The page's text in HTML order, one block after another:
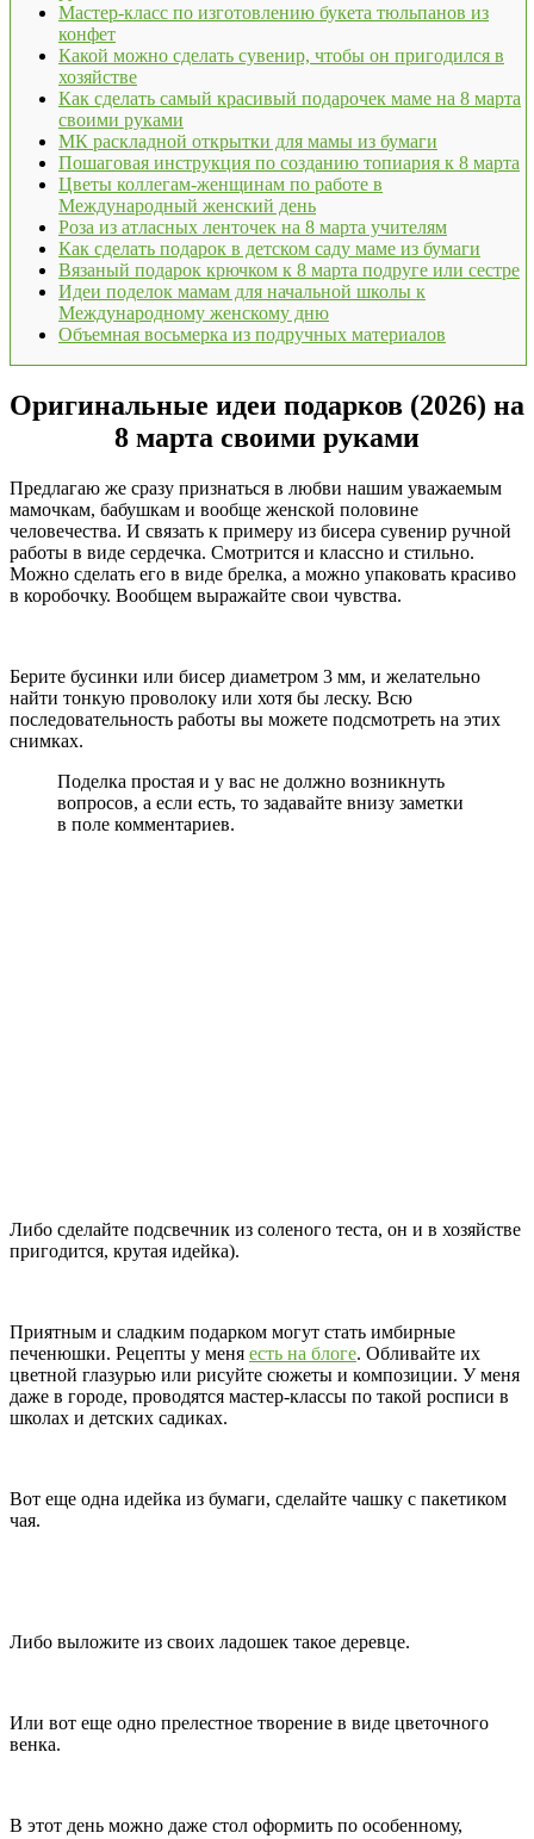
Мастер-класс по изготовлению букета тюльпанов из
конфет
Какой можно сделать сувенир, чтобы он пригодился в
хозяйстве
Как сделать самый красивый подарочек маме на 8 марта
своими руками
МК раскладной открытки для мамы из бумаги
Пошаговая инструкция по созданию топиария к 8 марта
Цветы коллегам-женщинам по работе в
Международный женский день
Роза из атласных ленточек на 8 марта учителям
Как сделать подарок в детском саду маме из бумаги
Вязаный подарок крючком к 8 марта подруге или сестре
Идеи поделок мамам для начальной школы к
Международному женскому дню
Объемная восьмерка из подручных материалов
Оригинальные идеи подарков (2026) на
8 марта своими руками
Предлагаю же сразу признаться в любви нашим уважаемым
мамочкам, бабушкам и вообще женской половине
человечества. И связать к примеру из бисера сувенир ручной
работы в виде сердечка. Смотрится и классно и стильно.
Можно сделать его в виде брелка, а можно упаковать красиво
в коробочку. Вообщем выражайте свои чувства.
Берите бусинки или бисер диаметром 3 мм, и желательно
найти тонкую проволоку или хотя бы леску. Всю
последовательность работы вы можете подсмотреть на этих
снимках.
Поделка простая и у вас не должно возникнуть
вопросов, а если есть, то задавайте внизу заметки
в поле комментариев.
Либо сделайте подсвечник из соленого теста, он и в хозяйстве
пригодится, крутая идейка).
Приятным и сладким подарком могут стать имбирные
печенюшки. Рецепты у меня есть на блоге. Обливайте их
цветной глазурью или рисуйте сюжеты и композиции. У меня
даже в городе, проводятся мастер-классы по такой росписи в
школах и детских садиках.
Вот еще одна идейка из бумаги, сделайте чашку с пакетиком
чая.
Либо выложите из своих ладошек такое деревце.
Или вот еще одно прелестное творение в виде цветочного
венка.
В этот день можно даже стол оформить по особенному,